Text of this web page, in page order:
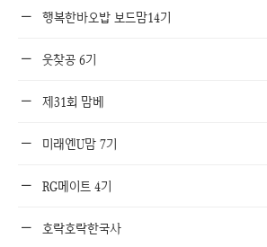
행복한바오밥 보드맘14기
웃찾공 6기
제31회 맘베
미래엔U맘 7기
RG메이트 4기
호락호락한국사